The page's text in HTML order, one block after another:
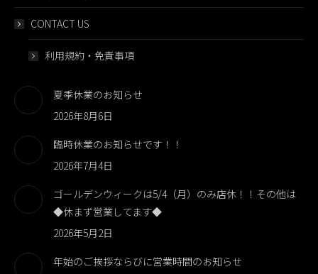
CONTACT US
利用規約・免責事項
夏季休業のお知らせ
2026年8月6日
臨時休業のお知らせです！！
2026年7月4日
ゴールデンウィークは5/4（月）のみ店休！！その他は
◆休まず営業してます◆
2026年5月2日
年始のご挨拶ならびに営業時間のお知らせ